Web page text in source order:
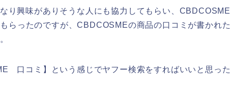
り興味がありそうな人にも協力してもらい、CBDCOSME
らったのですが、CBDCOSMEの商品の口コミが書かれた
口コミ】という感じでヤフー検索をすればいいと思った